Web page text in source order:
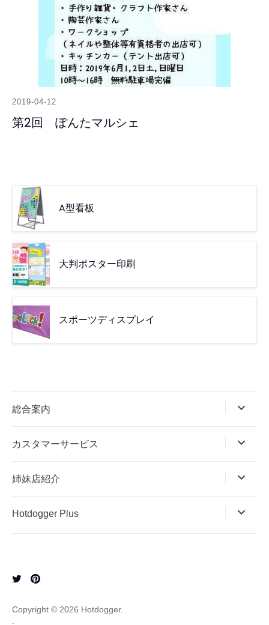
2019-04-12
第2回 ぽんたマルシェ
A型看板
大判ポスター印刷
スポーツディスプレイ
総合案内
カスタマーサービス
姉妹店紹介
Hotdogger Plus
Copyright © 2026 Hotdogger.